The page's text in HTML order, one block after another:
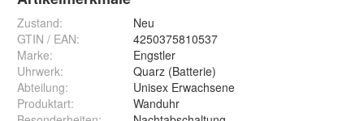
Zustand:
Neu
GTIN / EAN:
4250375810537
Marke:
Engstler
Uhrwerk:
Quarz (Batterie)
Abteilung:
Unisex Erwachsene
Produktart:
Wanduhr